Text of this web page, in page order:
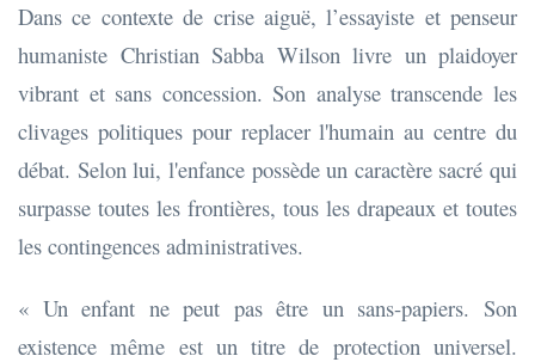
Dans ce contexte de crise aiguë, l’essayiste et penseur
humaniste Christian Sabba Wilson livre un plaidoyer
vibrant et sans concession. Son analyse transcende les
clivages politiques pour replacer l'humain au centre du
débat. Selon lui, l'enfance possède un caractère sacré qui
surpasse toutes les frontières, tous les drapeaux et toutes
les contingences administratives.
« Un enfant ne peut pas être un sans-papiers. Son
existence même est un titre de protection universel.